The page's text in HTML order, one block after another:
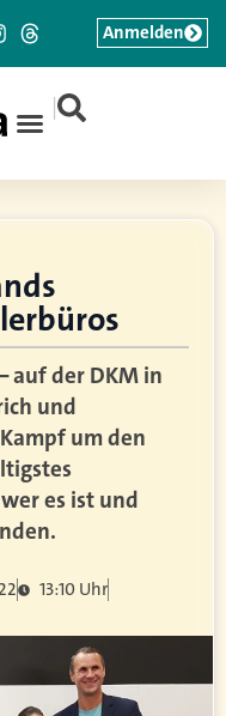
|
Anmelden
auf der DKM in
und
um den
es ist und
13:10 Uhr